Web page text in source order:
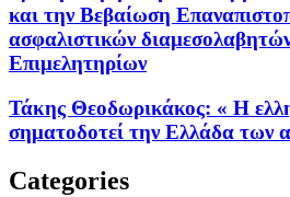
και την Βεβαίωση
ασφαλιστικών
Επιμελητηρίων
Τάκης Θεοδωρικάκος: « Η
σηματοδοτεί την Ελλάδα των
Categories